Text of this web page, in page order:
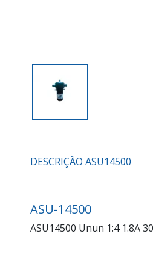
DESCRIÇÃO ASU14500
ASU-14500
ASU14500 Unun 1:4 1.8A